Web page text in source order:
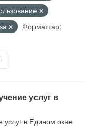
Форматтар:
услуг в
в Едином окне